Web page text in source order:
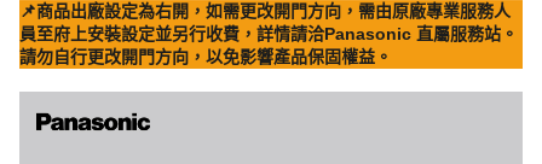
📌商品出廠設定為右開，如需更改開門方向，需由原廠專業服務人
員至府上安裝設定並另行收費，詳情請洽Panasonic 直屬服務站。
請勿自行更改開門方向，以免影響產品保固權益。